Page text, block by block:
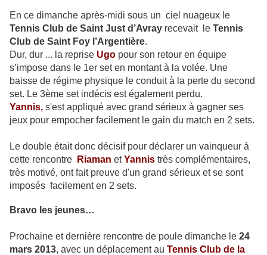
En ce dimanche après-midi sous un ciel nuageux le
Tennis Club de Saint Just d’Avray recevait le Tennis
Club de Saint Foy l’Argentière.
Dur, dur ... la reprise Ugo pour son retour en équipe
s’impose dans le 1er set en montant à la volée. Une
baisse de régime physique le conduit à la perte du second
set. Le 3ème set indécis est également perdu.
Yannis, s'est appliqué avec grand sérieux à gagner ses
jeux pour empocher facilement le gain du match en 2 sets.
Le double était donc décisif pour déclarer un vainqueur à
cette rencontre
Riaman et Yannis très complémentaires,
très motivé, ont fait preuve d'un grand sérieux et se sont
imposés facilement en 2 sets.
Bravo les jeunes…
Prochaine et dernière rencontre de poule dimanche le 24
mars 2013, avec un déplacement au Tennis Club de la